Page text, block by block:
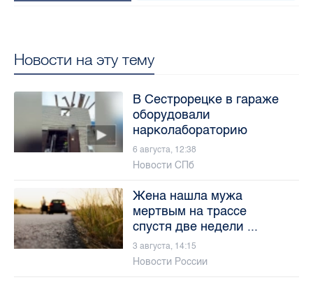
Новости на эту тему
В Сестрорецке в гараже
оборудовали
нарколабораторию
6 августа, 12:38
Новости СПб
Жена нашла мужа
мертвым на трассе
спустя две недели ...
3 августа, 14:15
Новости России